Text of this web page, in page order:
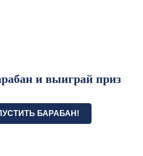
и выиграй приз
БАРАБАН!